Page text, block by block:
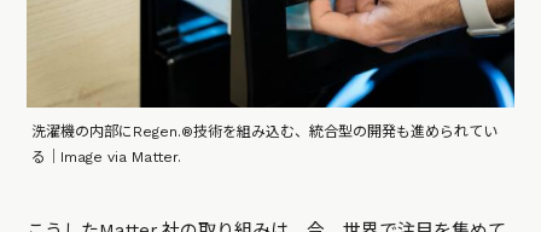
洗濯機の内部にRegen.®技術を組み込む、統合型の開発も進められてい
る｜Image via Matter.